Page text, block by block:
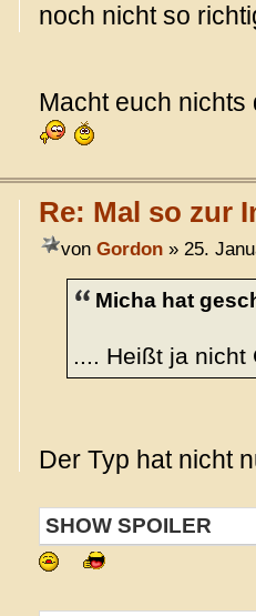
noch nicht so
Macht euch
Re: Mal so zur
von Gordon» 25.
Micha hat
.... Heißt ja
Der Typ hat nicht
SHOW SPOILER